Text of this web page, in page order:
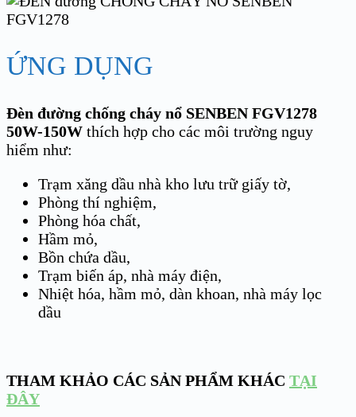
ỨNG DỤNG
Đèn đường chống cháy nổ SENBEN FGV1278
50W-150W thích hợp cho các môi trường nguy
hiểm như:
Trạm xăng dầu nhà kho lưu trữ giấy tờ,
Phòng thí nghiệm,
Phòng hóa chất,
Hầm mỏ,
Bồn chứa dầu,
Trạm biến áp, nhà máy điện,
Nhiệt hóa, hầm mỏ, dàn khoan, nhà máy lọc
dầu
THAM KHẢO CÁC SẢN PHẨM KHÁC TẠI
ĐÂY